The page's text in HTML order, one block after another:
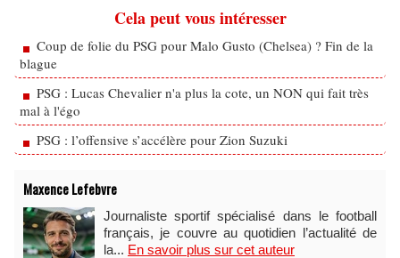
Cela peut vous intéresser
Coup de folie du PSG pour Malo Gusto (Chelsea) ? Fin de la
blague
PSG : Lucas Chevalier n'a plus la cote, un NON qui fait très
mal à l'égo
PSG : l’offensive s’accélère pour Zion Suzuki
Maxence Lefebvre
Journaliste sportif spécialisé dans le football
français, je couvre au quotidien l’actualité de
la... En savoir plus sur cet auteur